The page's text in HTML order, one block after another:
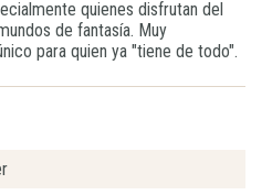
quienes disfrutan del
de fantasía. Muy
para quien ya "tiene de todo".